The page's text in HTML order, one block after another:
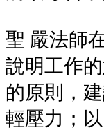
聖 嚴法師
說明工作
的原則，
輕壓力；